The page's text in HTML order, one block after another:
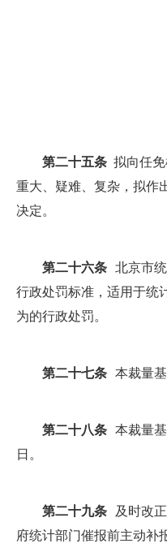
第二十五条 拟向任
重大、疑难、复杂，拟作
决定。
第二十六条 北京市
行政处罚标准，适用于统
为的行政处罚。
第二十七条 本裁量
第二十八条 本裁量
日。
第二十九条 及时改
府统计部门催报前主动补